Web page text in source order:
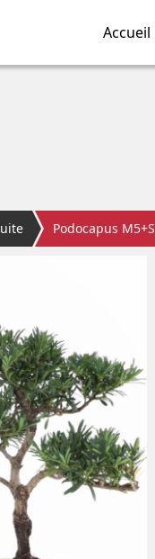
Accueil
Podocapus M5+S